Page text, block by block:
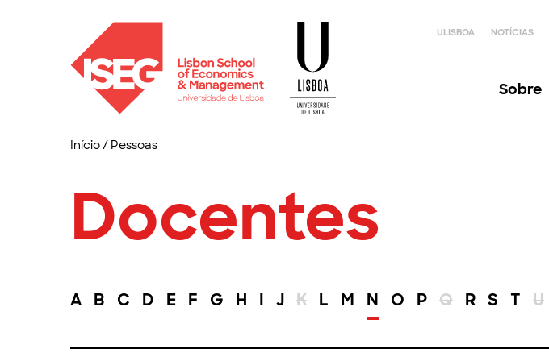
ULISBOA NOTÍCIAS
Sobre
Início/ Pessoas
Docentes
A B C D E F G H I J K L M N O P Q R S T U